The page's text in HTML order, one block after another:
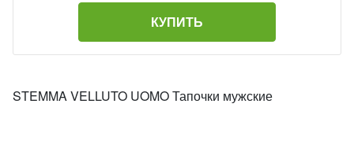
КУПИТЬ
STEMMA VELLUTO UOMO Тапочки мужские